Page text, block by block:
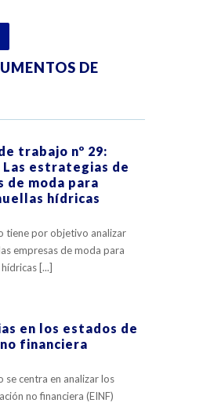
DE
trabajo nº 29:
Las estrategias de
de moda para
hídricas
tiene por objetivo analizar
empresas de moda para
[...]
en los estados de
financiera
se centra en analizar los
no financiera (EINF)